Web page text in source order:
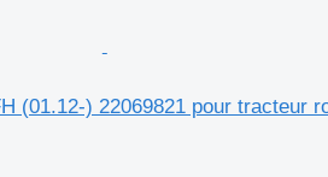
(01.12-) 22069821 pour tracteur